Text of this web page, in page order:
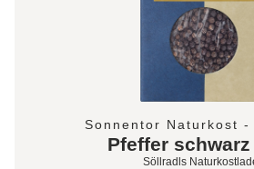
Sonnentor Naturkost -
Pfeffer schwarz
Söllradls